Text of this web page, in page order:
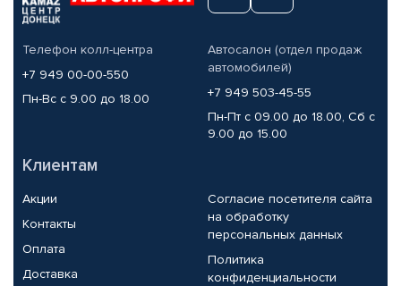
Телефон колл-центра
+7 949 00-00-550
Пн-Вс с 9.00 до 18.00
Автосалон (отдел продаж
автомобилей)
+7 949 503-45-55
Пн-Пт с 09.00 до 18.00, Сб с
9.00 до 15.00
Клиентам
Акции
Контакты
Оплата
Доставка
Согласие посетителя сайта
на обработку
персональных данных
Политика
конфиденциальности